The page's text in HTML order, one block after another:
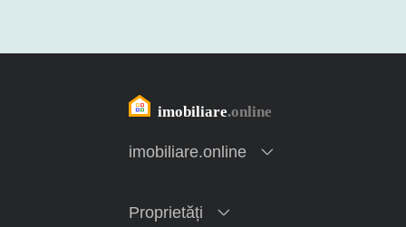
imobiliare.online
Proprietăți